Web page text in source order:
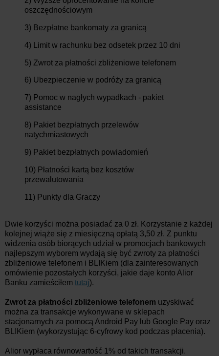
oszczędnościowym
3) Bezpłatne bankomaty za granicą
4) Limit w rachunku bez odsetek przez 10 dni
5) Zwrot za płatności zbliżeniowe telefonem
6) Ubezpieczenie w podróży za granicą
7) Pomoc w nagłych wypadkach - pakiet
assistance
8) Pakiet bezpłatnych przelewów
natychmiastowych
9) Pakiet bezpłatnych powiadomień
10) Płatności kartą bez kosztów
przewalutowania
11) Punkty dla Graczy
Dwie korzyści można posiadać za 0 zł. Korzystanie z każdej
kolejnej wiąże się z miesięczną opłatą 3,50 zł. Z punktu
widzenia osób biorących udział w promocjach bankowych
najlepszym wyborem wydają się być zwroty za płatności
zbliżeniowe telefonem i BLIKiem (dla zainteresowanych
omówienie pozostałych korzyści, jakie daje konto Alior
Banku zamieściłem tutaj).
Zwrot za płatności zbliżeniowe telefonem uzyskiwać
można za transakcje wykonywane w sklepach
stacjonarnych za pomocą Android Pay lub Google Pay oraz
BLIKiem (wykorzystując 6-cyfrowy kod podczas płacenia).
Alior wypłaca równowartość 1% od takich transakcji.